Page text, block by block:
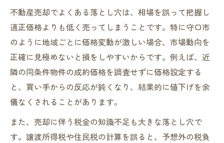
不動産売却でよくある落とし穴は、相場を誤って把握し
適正価格よりも低く売ってしまうことです。特に守口市
のように地域ごとに価格変動が激しい場合、市場動向を
正確に見極めないと損をしやすいからです。例えば、近
隣の同条件物件の成約価格を調査せずに価格設定する
と、買い手からの反応が鈍くなり、結果的に値下げを余
儀なくされることがあります。
また、売却に伴う税金の知識不足も大きな落とし穴で
す。譲渡所得税や住民税の計算を誤ると、予想外の税負